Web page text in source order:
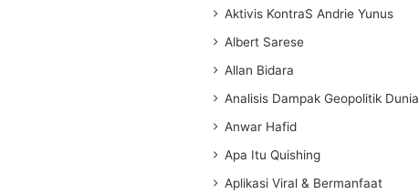
Aktivis KontraS Andrie Yunus
Albert Sarese
Allan Bidara
Analisis Dampak Geopolitik Dunia
Anwar Hafid
Apa Itu Quishing
Aplikasi Viral & Bermanfaat